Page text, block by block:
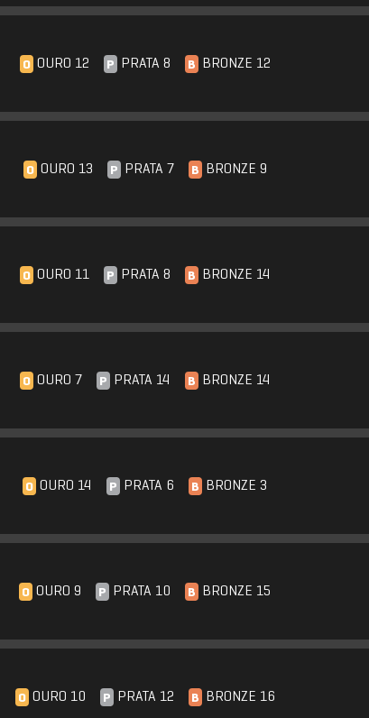
O OURO 12 P PRATA 8 B BRONZE 12
O OURO 13 P PRATA 7 B BRONZE 9
O OURO 11 P PRATA 8 B BRONZE 14
O OURO 7 P PRATA 14 B BRONZE 14
O OURO 14 P PRATA 6 B BRONZE 3
O OURO 9 P PRATA 10 B BRONZE 15
O OURO 10 P PRATA 12 B BRONZE 16